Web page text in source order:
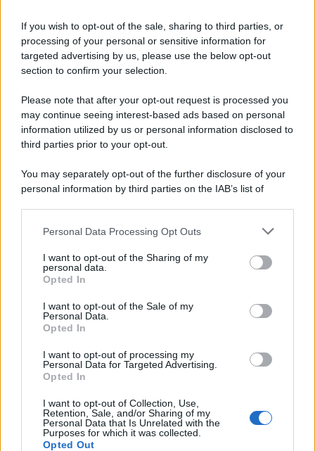
If you wish to opt-out of the sale, sharing to third parties, or
processing of your personal or sensitive information for
targeted advertising by us, please use the below opt-out
section to confirm your selection.
Please note that after your opt-out request is processed you
may continue seeing interest-based ads based on personal
information utilized by us or personal information disclosed to
third parties prior to your opt-out.
You may separately opt-out of the further disclosure of your
personal information by third parties on the IAB’s list of
This information may also be disclosed by us to third parties
disclose it to other third parties.
Please note that this website/app uses one or more Google
services and may gather and store information including but
not limited to your visit or usage behaviour. You may click to
grant or deny consent to Google and its third-party tags to
consent section.
Personal Data Processing Opt Outs
I want to opt-out of the Sharing of my
personal data.
Opted In
I want to opt-out of the Sale of my
Personal Data.
Opted In
I want to opt-out of processing my
Personal Data for Targeted Advertising.
Opted In
I want to opt-out of Collection, Use,
Retention, Sale, and/or Sharing of my
Personal Data that Is Unrelated with the
Purposes for which it was collected.
Opted Out